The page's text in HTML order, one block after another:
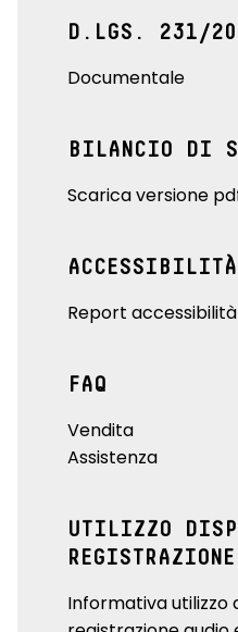
D.LGS. 231/
Documentale
BILANCIO DI
Scarica versione
ACCESSIBILITÀ
Report accessibilità
FAQ
Vendita
Assistenza
UTILIZZO
REGISTRAZIONE
Informativa utilizzo